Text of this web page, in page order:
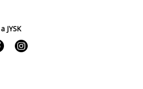
JYSK
